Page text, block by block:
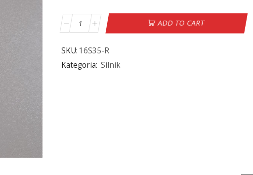
ADD TO CART
SKU: 16S35-R
Kategoria: Silnik